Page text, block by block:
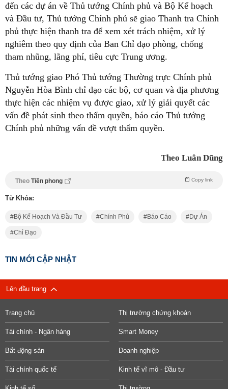
đến các dự án về Thủ tướng Chính phủ và Bộ Kế hoạch
và Đầu tư, Thủ tướng Chính phủ sẽ giao Thanh tra Chính
phủ thực hiện thanh tra để xem xét trách nhiệm, xử lý
nghiêm theo quy định của Ban Chỉ đạo phòng, chống
tham nhũng, lãng phí, tiêu cực Trung ương.
Thủ tướng giao Phó Thủ tướng Thường trực Chính phủ
Nguyễn Hòa Bình chỉ đạo các bộ, cơ quan và địa phương
thực hiện các nhiệm vụ được giao, xử lý giải quyết các
vấn đề phát sinh theo thẩm quyền, báo cáo Thủ tướng
Chính phủ những vấn đề vượt thẩm quyền.
Theo Luân Dũng
Theo Tiền phong Copy link
Từ Khóa:
Bộ Kế Hoạch Và Đầu Tư Chính Phủ Báo Cáo Dự Án
Chỉ Đạo
TIN MỚI CẬP NHẬT
Lên đầu trang
Trang chủ Thị trường chứng khoán
Tài chính - Ngân hàng Smart Money
Bất động sản Doanh nghiệp
Tài chính quốc tế Kinh tế vĩ mô - Đầu tư